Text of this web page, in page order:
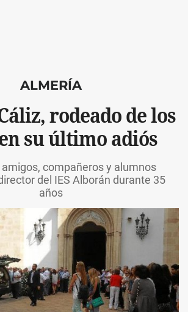
ALMERÍA
rodeado de los
su último adiós
compañeros y alumnos
del IES Alborán durante 35
años